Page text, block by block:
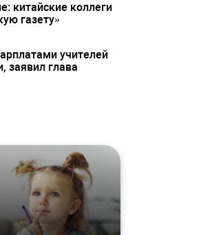
китайские коллеги
газету»
учителей
заявил глава